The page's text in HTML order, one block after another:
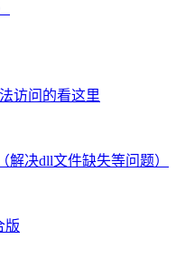
访问的看这里
解决dll文件缺失等问题）
版